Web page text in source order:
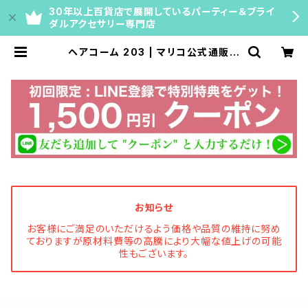
30年以上百貨店で展開しているパーティー＆ブライ
ダルアクセサリー専門店
ヘアコーム 203 | マリコ公式通販｜
門店】
お知らせ
お客様にご満足のいただけるよう価格や品質の維持に努め
ておりますが原材料費等の高騰により大幅な値上げの可能
性もございます。